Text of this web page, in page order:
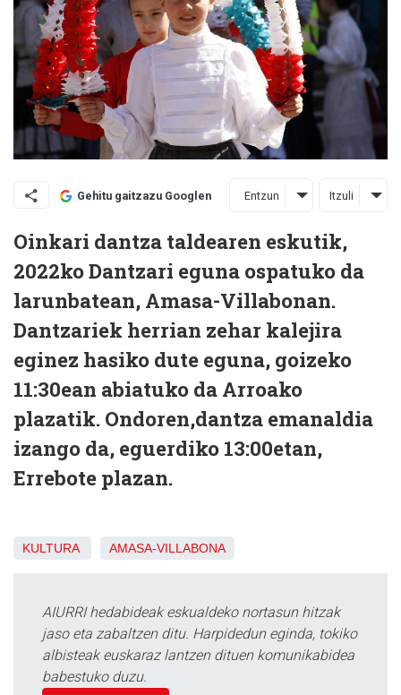
Gehitu gaitzazu Googlen Entzun Itzuli
Oinkari dantza taldearen eskutik,
2022ko Dantzari eguna ospatuko da
larunbatean, Amasa-Villabonan.
Dantzariek herrian zehar kalejira
eginez hasiko dute eguna, goizeko
11:30ean abiatuko da Arroako
plazatik. Ondoren,dantza emanaldia
izango da, eguerdiko 13:00etan,
Errebote plazan.
KULTURA AMASA-VILLABONA
AIURRI hedabideak eskualdeko nortasun hitzak
jaso eta zabaltzen ditu. Harpidedun eginda, tokiko
albisteak euskaraz lantzen dituen komunikabidea
babestuko duzu.